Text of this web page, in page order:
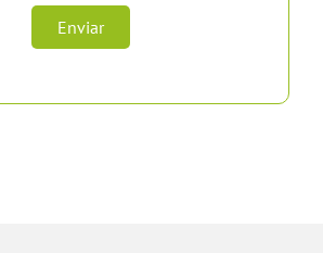
Enviar